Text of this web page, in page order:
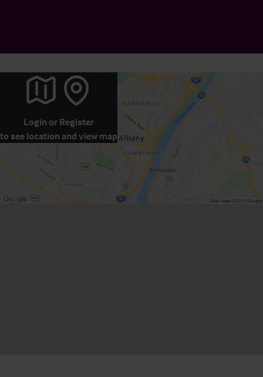
Login or Register
to see location and view map